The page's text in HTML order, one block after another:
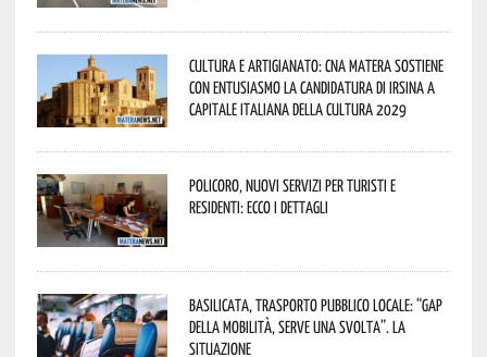
Cultura e Artigianato: CNA Matera sostiene
con entusiasmo la candidatura di Irsina a
Capitale Italiana della Cultura 2029
Policoro, nuovi servizi per turisti e
residenti: ecco i dettagli
Basilicata, trasporto pubblico locale: “Gap
della mobilità, serve una svolta”. La
situazione